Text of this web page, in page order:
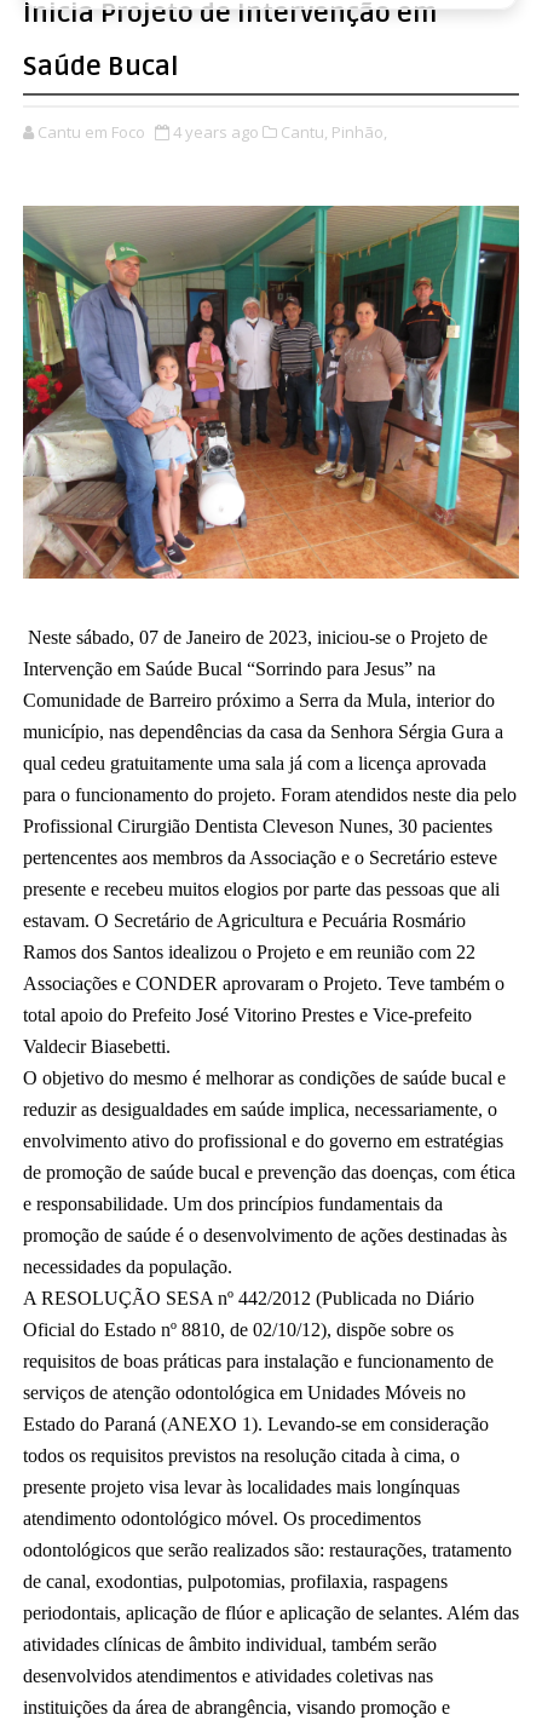
inicia Projeto de Intervenção em
Saúde Bucal
Cantu em Foco 4 years ago Cantu, Pinhão,
Neste sábado, 07 de Janeiro de 2023, iniciou-se o Projeto de
Intervenção em Saúde Bucal “Sorrindo para Jesus” na
Comunidade de Barreiro próximo a Serra da Mula, interior do
município, nas dependências da casa da Senhora Sérgia Gura a
qual cedeu gratuitamente uma sala já com a licença aprovada
para o funcionamento do projeto. Foram atendidos neste dia pelo
Profissional Cirurgião Dentista Cleveson Nunes, 30 pacientes
pertencentes aos membros da Associação e o Secretário esteve
presente e recebeu muitos elogios por parte das pessoas que ali
estavam. O Secretário de Agricultura e Pecuária Rosmário
Ramos dos Santos idealizou o Projeto e em reunião com 22
Associações e CONDER aprovaram o Projeto. Teve também o
total apoio do Prefeito José Vitorino Prestes e Vice-prefeito
Valdecir Biasebetti.
O objetivo do mesmo é melhorar as condições de saúde bucal e
reduzir as desigualdades em saúde implica, necessariamente, o
envolvimento ativo do profissional e do governo em estratégias
de promoção de saúde bucal e prevenção das doenças, com ética
e responsabilidade. Um dos princípios fundamentais da
promoção de saúde é o desenvolvimento de ações destinadas às
necessidades da população.
A RESOLUÇÃO SESA nº 442/2012 (Publicada no Diário
Oficial do Estado nº 8810, de 02/10/12), dispõe sobre os
requisitos de boas práticas para instalação e funcionamento de
serviços de atenção odontológica em Unidades Móveis no
Estado do Paraná (ANEXO 1). Levando-se em consideração
todos os requisitos previstos na resolução citada à cima, o
presente projeto visa levar às localidades mais longínquas
atendimento odontológico móvel. Os procedimentos
odontológicos que serão realizados são: restaurações, tratamento
de canal, exodontias, pulpotomias, profilaxia, raspagens
periodontais, aplicação de flúor e aplicação de selantes. Além das
atividades clínicas de âmbito individual, também serão
desenvolvidos atendimentos e atividades coletivas nas
instituições da área de abrangência, visando promoção e